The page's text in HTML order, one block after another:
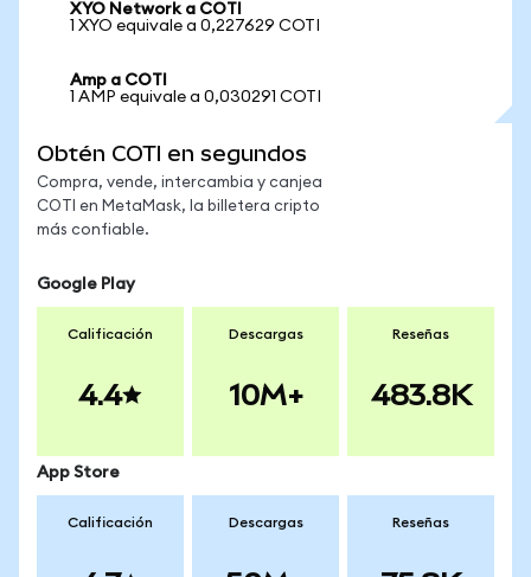
XYO Network a COTI
1 XYO equivale a 0,227629 COTI
Amp a COTI
1 AMP equivale a 0,030291 COTI
Obtén COTI en segundos
Compra, vende, intercambia y canjea
COTI en MetaMask, la billetera cripto
más confiable.
Google Play
Calificación
4.4
Descargas
10M+
Reseñas
483.8K
App Store
Calificación Descargas Reseñas